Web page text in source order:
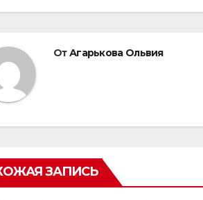
ОтАгарькова Ольвия
ЗАПИСЬ